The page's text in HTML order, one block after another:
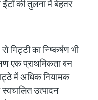
ईंटों की तुलना में बेहतर
मिट्टी का निष्कर्षण भी
एक प्राथमिकता बन
में अधिक नियामक
स्वचालित उत्पादन